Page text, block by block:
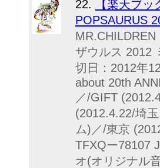
22.
【楽天ブ
POPSAURUS
ザウルス 2012
切日：2012年
about 20th
／/GIFT
(2012.4.22/埼
ム)／/東京
TFXQー78107
オ(オリジナル